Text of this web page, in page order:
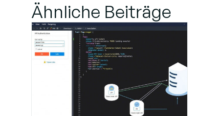
Holen Sie sich
zuverlässigen IT-
Support für
müheloses
Servermanagement
Ähnliche Beiträge